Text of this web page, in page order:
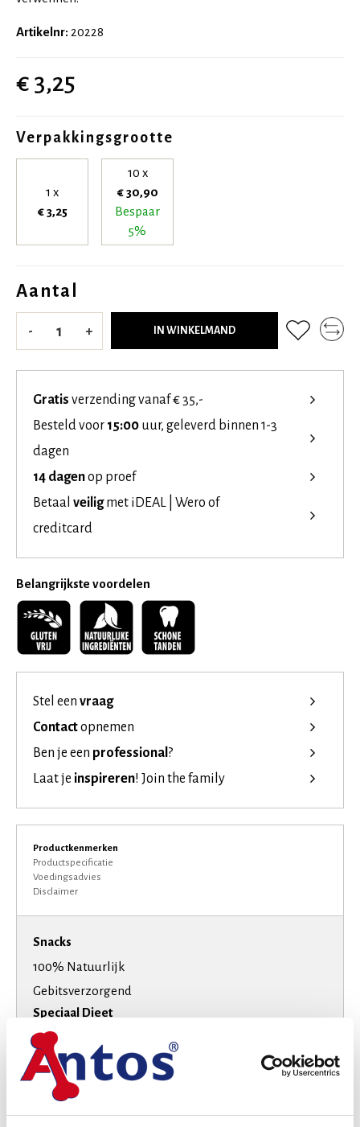
Artikelnr: 20228
€ 3,25
Verpakkingsgrootte
1 x
€ 3,25
10 x
€ 30,90
Bespaar
5%
Aantal
- + IN WINKELMAND
Gratis verzending vanaf € 35,-
Besteld voor 15:00 uur, geleverd binnen 1-3
dagen
14 dagenop proef
Betaal veiligmet iDEAL | Wero of
creditcard
Belangrijkste voordelen
Stel een vraag
Contactopnemen
Ben je een professional ?
Laat je inspireren! Join the family
Productkenmerken
Productspecificatie
Voedingsadvies
Disclaimer
Snacks
100% Natuurlijk
Gebitsverzorgend
Speciaal Dieet
Glutenvrij
Graanvrij
Suikervrij